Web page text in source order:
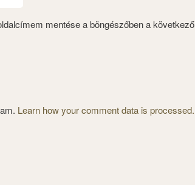
mentése a böngészőben a következő
Learn how your comment data is processed.